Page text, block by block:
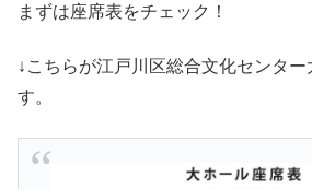
まずは座席表をチェック！
↓こちらが江戸川区総合文化センタ
す。